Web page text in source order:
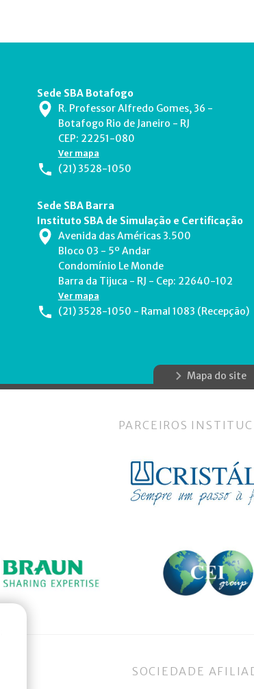
Sede SBA Botafogo
R. Professor Alfredo Gomes, 36 -
Botafogo Rio de Janeiro - RJ
CEP: 22251-080
Ver mapa
(21) 3528-1050
Sede SBA Barra
Instituto SBA de Simulação e Certificação
Avenida das Américas 3.500
Bloco 03 - 5º Andar
Condomínio Le Monde
Barra da Tijuca - RJ - Cep: 22640-102
Ver mapa
(21) 3528-1050 - Ramal 1083 (Recepção)
Mapa do site
PARCEIROS
SOCIEDADE